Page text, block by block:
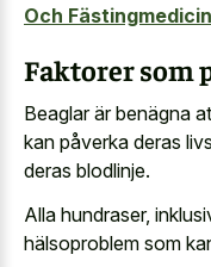
Och Fästingmedicin
Faktorer som
Beaglar är benägna
kan påverka deras
deras blodlinje.
Alla hundraser,
hälsoproblem som